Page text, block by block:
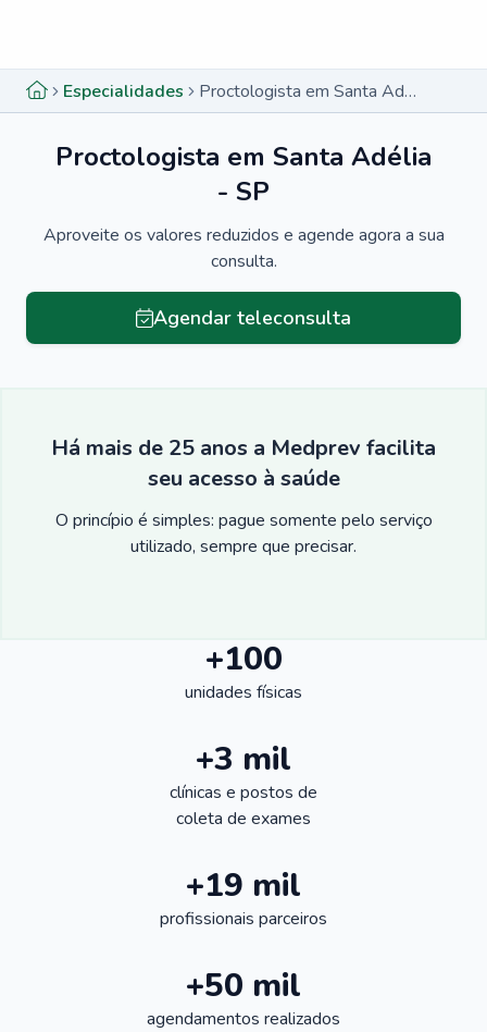
Especialidades Proctologista em Santa Adélia - SP
Proctologista em Santa Adélia
- SP
Aproveite os valores reduzidos e agende agora a sua
consulta.
Agendar teleconsulta
Há mais de 25 anos a Medprev facilita
seu acesso à saúde
O princípio é simples: pague somente pelo serviço
utilizado, sempre que precisar.
+100
unidades físicas
+3 mil
clínicas e postos de
coleta de exames
+19 mil
profissionais parceiros
+50 mil
agendamentos realizados